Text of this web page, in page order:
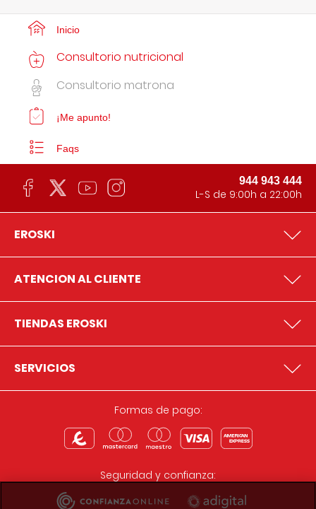
Inicio
Consultorio nutricional
Consultorio matrona
¡Me apunto!
Faqs
944 943 444
L-S de 9:00h a 22:00h
EROSKI
ATENCION AL CLIENTE
TIENDAS EROSKI
SERVICIOS
Formas de pago:
Seguridad y confianza: